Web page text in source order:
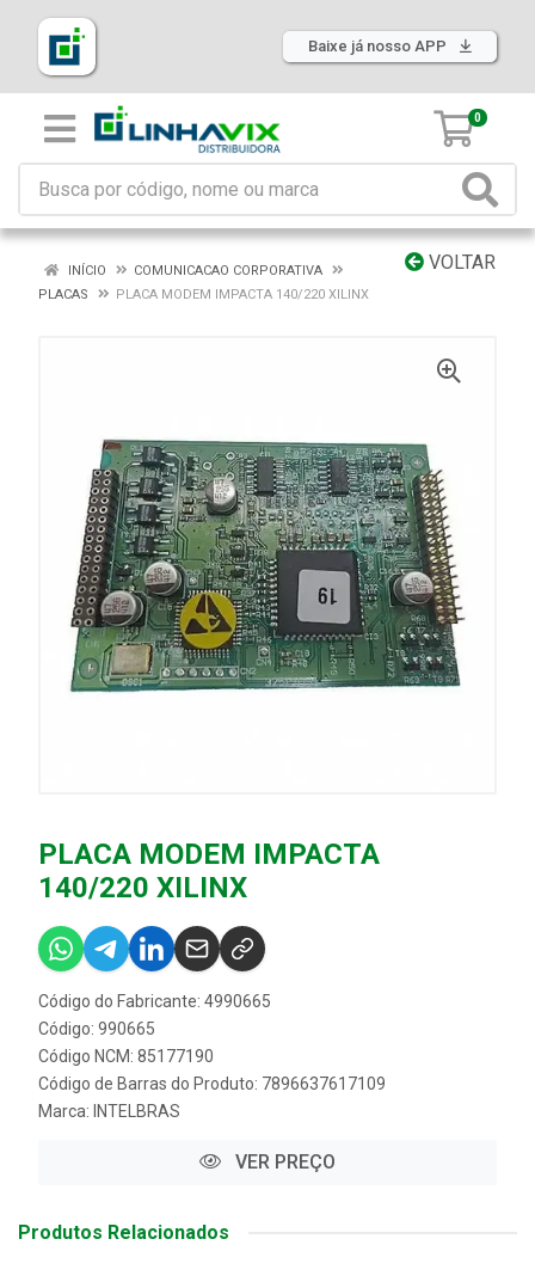
Baixe já nosso APP
0
VOLTAR
INÍCIO
COMUNICACAO CORPORATIVA
PLACAS
PLACA MODEM IMPACTA 140/220 XILINX
PLACA MODEM IMPACTA
140/220 XILINX
Código do Fabricante: 4990665
Código: 990665
Código NCM: 85177190
Código de Barras do Produto: 7896637617109
Marca: INTELBRAS
VER PREÇO
Produtos Relacionados